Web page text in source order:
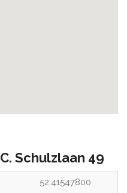
C. Schulzlaan 49
52.41547800